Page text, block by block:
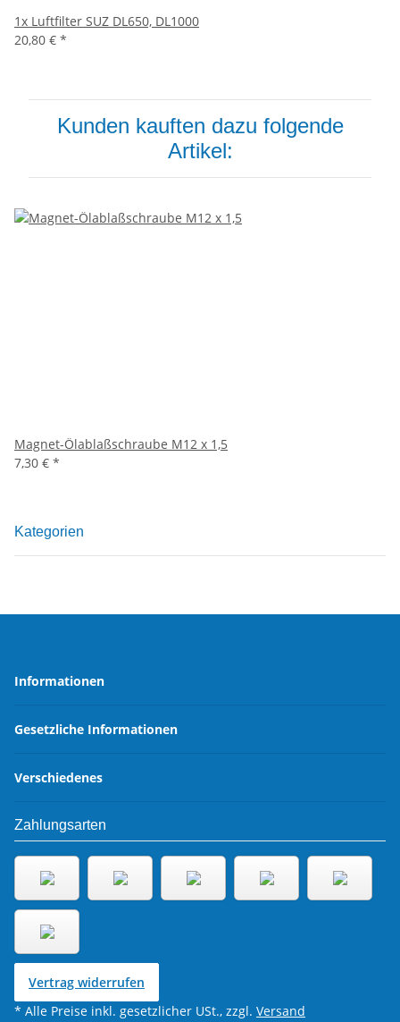
1x Luftfilter SUZ DL650, DL1000
20,80 € *
Kunden kauften dazu folgende
Artikel:
Magnet-Ölablaßschraube M12 x 1,5
7,30 € *
Kategorien
Informationen
Gesetzliche Informationen
Verschiedenes
Zahlungsarten
Vertrag widerrufen
* Alle Preise inkl. gesetzlicher USt., zzgl. Versand